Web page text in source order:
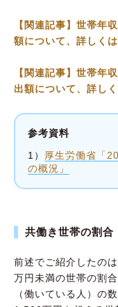
【関連記事】世帯年
額について、詳しく
【関連記事】世帯年
出額について、詳し
参考資料
1） 厚生労働省「
の概況」
共働き世帯の割合
前述でご紹介したの
万円未満の世帯の割
（働いている人）の